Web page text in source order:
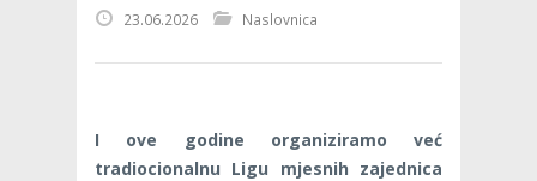
23.06.2026 Naslovnica
I ove godine organiziramo već
tradiocionalnu Ligu mjesnih zajednica